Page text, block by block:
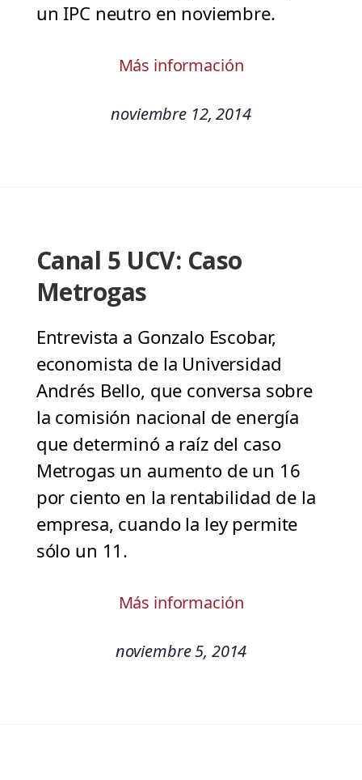
un IPC neutro en noviembre.
Más información
noviembre 12, 2014
Canal 5 UCV: Caso
Metrogas
Entrevista a Gonzalo Escobar,
economista de la Universidad
Andrés Bello, que conversa sobre
la comisión nacional de energía
que determinó a raíz del caso
Metrogas un aumento de un 16
por ciento en la rentabilidad de la
empresa, cuando la ley permite
sólo un 11.
Más información
noviembre 5, 2014